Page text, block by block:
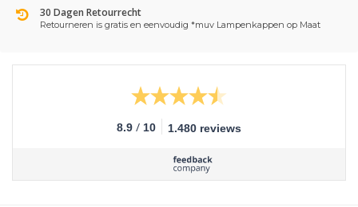
30 Dagen Retourrecht
Retourneren is gratis en eenvoudig *muv Lampenkappen op Maat
8.9 / 10 1.480 reviews